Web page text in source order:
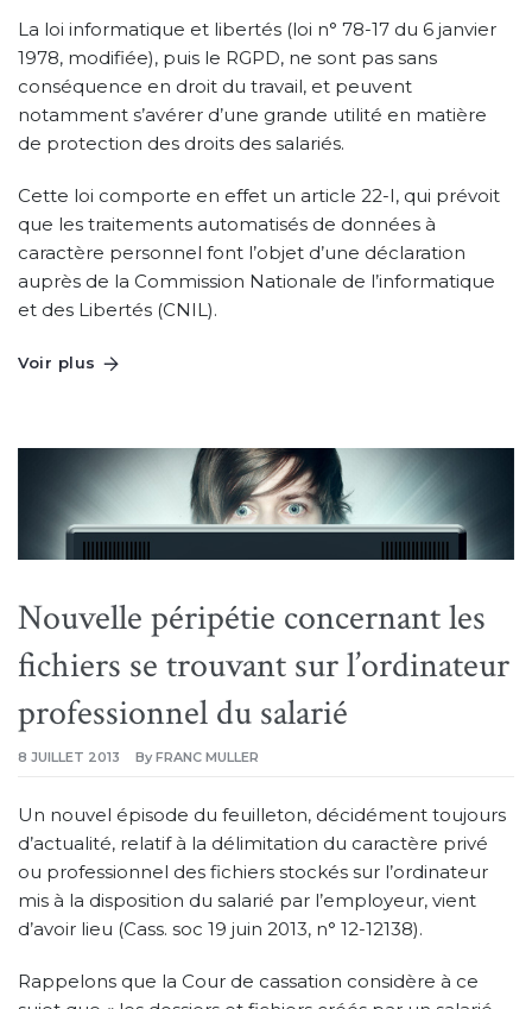
La loi informatique et libertés (loi n° 78-17 du 6 janvier
1978, modifiée), puis le RGPD, ne sont pas sans
conséquence en droit du travail, et peuvent
notamment s’avérer d’une grande utilité en matière
de protection des droits des salariés.
Cette loi comporte en effet un article 22-I, qui prévoit
que les traitements automatisés de données à
caractère personnel font l’objet d’une déclaration
auprès de la Commission Nationale de l’informatique
et des Libertés (CNIL).
Voir plus
Nouvelle péripétie concernant les
fichiers se trouvant sur l’ordinateur
professionnel du salarié
8 JUILLET 2013 By FRANC MULLER
Un nouvel épisode du feuilleton, décidément toujours
d’actualité, relatif à la délimitation du caractère privé
ou professionnel des fichiers stockés sur l’ordinateur
mis à la disposition du salarié par l’employeur, vient
d’avoir lieu (Cass. soc 19 juin 2013, n° 12-12138).
Rappelons que la Cour de cassation considère à ce